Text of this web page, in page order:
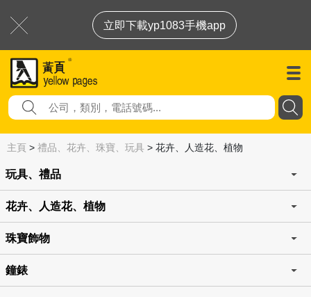
立即下載yp1083手機app
主頁 > 禮品、花卉、珠寶、玩具 > 花卉、人造花、植物
玩具、禮品
花卉、人造花、植物
珠寶飾物
鐘錶